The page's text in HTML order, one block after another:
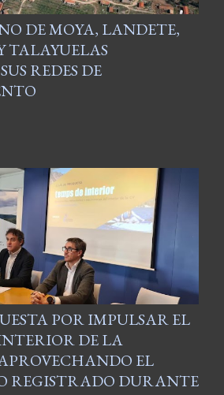
DE MOYA, LANDETE,
TALAYUELAS
REDES DE
POR IMPULSAR EL
DE LA
EL
REGISTRADO DURANTE